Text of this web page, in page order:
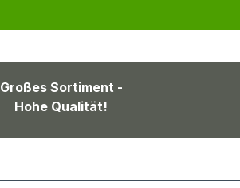
Großes Sortiment -
Hohe Qualität!